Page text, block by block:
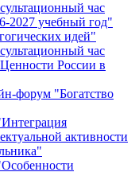
час
2027 учебный год"
идей"
час
России в
форум "Богатство
активности